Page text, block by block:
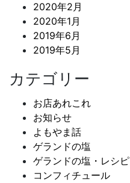
2020年2月
2020年1月
2019年6月
2019年5月
カテゴリー
お店あれこれ
お知らせ
よもやま話
ゲランドの塩
ゲランドの塩・レシピ
コンフィチュール